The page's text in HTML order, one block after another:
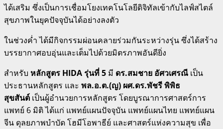
ได้เสริม ซึ่งเป็นการเชื่อมโยงเทคโนโลยีดิจิทัลเข้ากับไลฟ์สไตล์
สุขภาพในยุคปัจจุบันได้อย่างลงตัว
ในช่วงค่ำ ได้มีกิจกรรมผ่อนคลายร่วมกันระหว่างรุ่น ซึ่งได้สร้าง
บรรยากาศอบอุ่นและเต็มไปด้วยมิตรภาพอันดียิ่ง
สำหรับ หลักสูตร HIDA รุ่นที่ 5 มี ดร.สมชาย อัศวเศรณี เป็น
ประธานหลักสูตร และ พล.อ.ต.(ญ) ผศ.ดร.พัชรี พิพิธ
สุขสันต์ เป็นผู้อำนวยการหลักสูตร โดยบูรณาการศาสตร์การ
แพทย์ 6 มิติ ได้แก่ แพทย์แผนปัจจุบัน แพทย์แผนไทย แพทย์แผน
จีน ดุลยภาพบำบัด โฮมีโอพาธีย์ และศาสตร์แห่งความสุข เพื่อ